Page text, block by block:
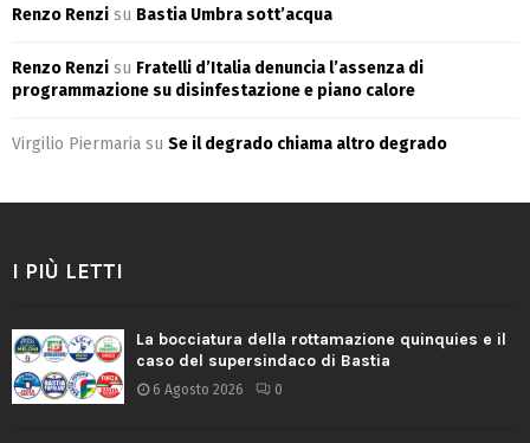
Renzo Renzi su Bastia Umbra sott’acqua
Renzo Renzi su Fratelli d’Italia denuncia l’assenza di
programmazione su disinfestazione e piano calore
Virgilio Piermaria su Se il degrado chiama altro degrado
I PIÙ LETTI
La bocciatura della rottamazione quinquies e il
caso del supersindaco di Bastia
6 Agosto 2026 0